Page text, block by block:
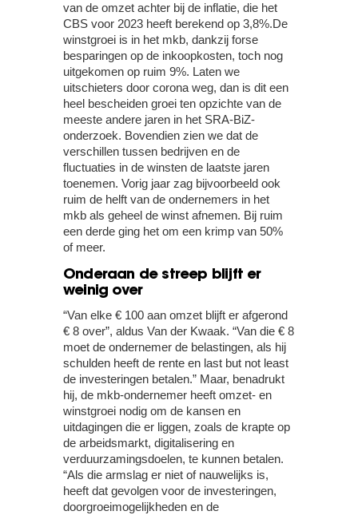
van de omzet achter bij de inflatie, die het
CBS voor 2023 heeft berekend op 3,8%.De
winstgroei is in het mkb, dankzij forse
besparingen op de inkoopkosten, toch nog
uitgekomen op ruim 9%. Laten we
uitschieters door corona weg, dan is dit een
heel bescheiden groei ten opzichte van de
meeste andere jaren in het SRA-BiZ-
onderzoek. Bovendien zien we dat de
verschillen tussen bedrijven en de
fluctuaties in de winsten de laatste jaren
toenemen. Vorig jaar zag bijvoorbeeld ook
ruim de helft van de ondernemers in het
mkb als geheel de winst afnemen. Bij ruim
een derde ging het om een krimp van 50%
of meer.
Onderaan de streep blijft er
weinig over
“Van elke € 100 aan omzet blijft er afgerond
€ 8 over”, aldus Van der Kwaak. “Van die € 8
moet de ondernemer de belastingen, als hij
schulden heeft de rente en last but not least
de investeringen betalen.” Maar, benadrukt
hij, de mkb-ondernemer heeft omzet- en
winstgroei nodig om de kansen en
uitdagingen die er liggen, zoals de krapte op
de arbeidsmarkt, digitalisering en
verduurzamingsdoelen, te kunnen betalen.
“Als die armslag er niet of nauwelijks is,
heeft dat gevolgen voor de investeringen,
doorgroeimogelijkheden en de